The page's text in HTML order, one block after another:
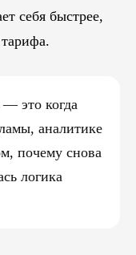
себя быстрее,
это когда
аналитике
почему снова
логика